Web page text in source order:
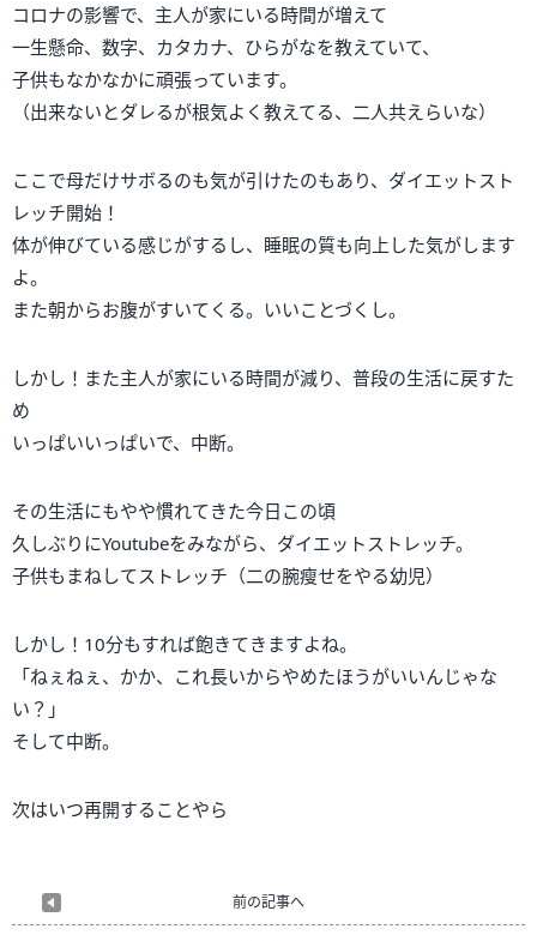
コロナの影響で、主人が家にいる時間が増えて
一生懸命、数字、カタカナ、ひらがなを教えていて、
子供もなかなかに頑張っています。
（出来ないとダレるが根気よく教えてる、二人共えらいな）
ここで母だけサボるのも気が引けたのもあり、ダイエットスト
レッチ開始！
体が伸びている感じがするし、睡眠の質も向上した気がします
よ。
また朝からお腹がすいてくる。いいことづくし。
しかし！また主人が家にいる時間が減り、普段の生活に戻すた
め
いっぱいいっぱいで、中断。
その生活にもやや慣れてきた今日この頃
久しぶりにYoutubeをみながら、ダイエットストレッチ。
子供もまねしてストレッチ（二の腕瘦せをやる幼児）
しかし！10分もすれば飽きてきますよね。
「ねぇねぇ、かか、これ長いからやめたほうがいいんじゃな
い？」
そして中断。
次はいつ再開することやら
前の記事へ